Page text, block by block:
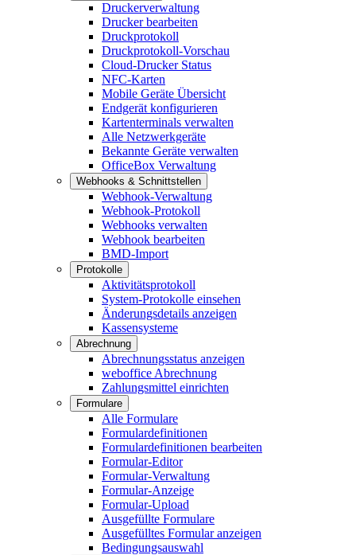
Druckerverwaltung
Drucker bearbeiten
Druckprotokoll
Druckprotokoll-Vorschau
Cloud-Drucker Status
NFC-Karten
Mobile Geräte Übersicht
Endgerät konfigurieren
Kartenterminals verwalten
Alle Netzwerkgeräte
Bekannte Geräte verwalten
OfficeBox Verwaltung
Webhooks & Schnittstellen
Webhook-Verwaltung
Webhook-Protokoll
Webhooks verwalten
Webhook bearbeiten
BMD-Import
Protokolle
Aktivitätsprotokoll
System-Protokolle einsehen
Änderungsdetails anzeigen
Kassensysteme
Abrechnung
Abrechnungsstatus anzeigen
weboffice Abrechnung
Zahlungsmittel einrichten
Formulare
Alle Formulare
Formulardefinitionen
Formulardefinitionen bearbeiten
Formular-Editor
Formular-Verwaltung
Formular-Anzeige
Formular-Upload
Ausgefüllte Formulare
Ausgefülltes Formular anzeigen
Bedingungsauswahl